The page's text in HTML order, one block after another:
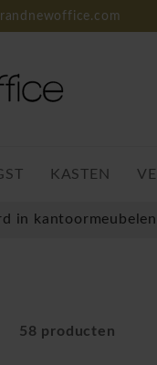
KASTEN
in kantoormeubelen
58 producten